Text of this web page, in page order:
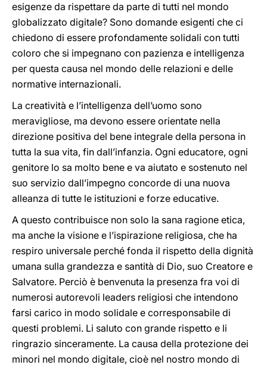
esigenze da rispettare da parte di tutti nel mondo
globalizzato digitale? Sono domande esigenti che ci
chiedono di essere profondamente solidali con tutti
coloro che si impegnano con pazienza e intelligenza
per questa causa nel mondo delle relazioni e delle
normative internazionali.
La creatività e l’intelligenza dell’uomo sono
meravigliose, ma devono essere orientate nella
direzione positiva del bene integrale della persona in
tutta la sua vita, fin dall’infanzia. Ogni educatore, ogni
genitore lo sa molto bene e va aiutato e sostenuto nel
suo servizio dall’impegno concorde di una nuova
alleanza di tutte le istituzioni e forze educative.
A questo contribuisce non solo la sana ragione etica,
ma anche la visione e l’ispirazione religiosa, che ha
respiro universale perché fonda il rispetto della dignità
umana sulla grandezza e santità di Dio, suo Creatore e
Salvatore. Perciò è benvenuta la presenza fra voi di
numerosi autorevoli leaders religiosi che intendono
farsi carico in modo solidale e corresponsabile di
questi problemi. Li saluto con grande rispetto e li
ringrazio sinceramente. La causa della protezione dei
minori nel mondo digitale, cioè nel nostro mondo di